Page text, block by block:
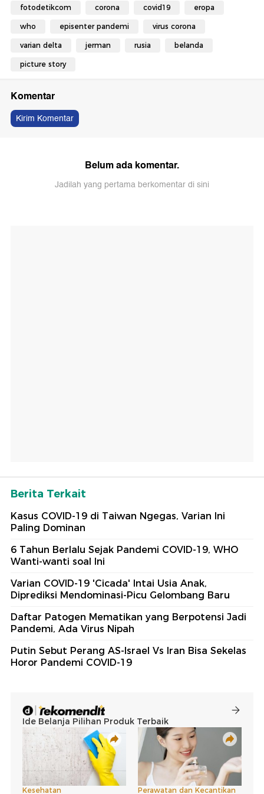
fotodetikcom corona covid19 eropa
who episenter pandemi virus corona
varian delta jerman rusia belanda
picture story
Komentar
Kirim Komentar
Belum ada komentar.
Jadilah yang pertama berkomentar di sini
Berita Terkait
Kasus COVID-19 di Taiwan Ngegas, Varian Ini
Paling Dominan
6 Tahun Berlalu Sejak Pandemi COVID-19, WHO
Wanti-wanti soal Ini
Varian COVID-19 'Cicada' Intai Usia Anak,
Diprediksi Mendominasi-Picu Gelombang Baru
Daftar Patogen Mematikan yang Berpotensi Jadi
Pandemi, Ada Virus Nipah
Putin Sebut Perang AS-Israel Vs Iran Bisa Sekelas
Horor Pandemi COVID-19